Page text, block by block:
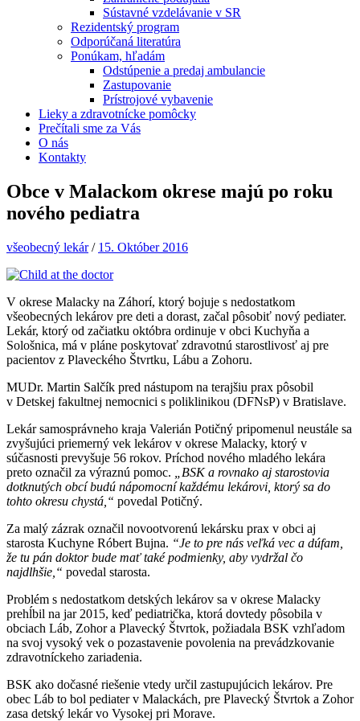
Sústavné vzdelávanie v SR
Rezidentský program
Odporúčaná literatúra
Ponúkam, hľadám
Odstúpenie a predaj ambulancie
Zastupovanie
Prístrojové vybavenie
Lieky a zdravotnícke pomôcky
Prečítali sme za Vás
O nás
Kontakty
Obce v Malackom okrese majú po roku
nového pediatra
všeobecný lekár/ 15. Október 2016
V okrese Malacky na Záhorí, ktorý bojuje s nedostatkom
všeobecných lekárov pre deti a dorast, začal pôsobiť nový pediater.
Lekár, ktorý od začiatku októbra ordinuje v obci Kuchyňa a
Sološnica, má v pláne poskytovať zdravotnú starostlivosť aj pre
pacientov z Plaveckého Štvrtku, Lábu a Zohoru.
MUDr. Martin Salčík pred nástupom na terajšiu prax pôsobil
v Detskej fakultnej nemocnici s poliklinikou (DFNsP) v Bratislave.
Lekár samosprávneho kraja Valerián Potičný pripomenul neustále sa
zvyšujúci priemerný vek lekárov v okrese Malacky, ktorý v
súčasnosti prevyšuje 56 rokov. Príchod nového mladého lekára
preto označil za výraznú pomoc.
„BSK a rovnako aj starostovia
dotknutých obcí budú nápomocní každému lekárovi, ktorý sa do
tohto okresu chystá,“ povedal Potičný.
Za malý zázrak označil novootvorenú lekársku prax v obci aj
starosta Kuchyne Róbert Bujna. “Je to pre nás veľká vec a dúfam,
že tu pán doktor bude mať také podmienky, aby vydržal čo
najdlhšie,“ povedal starosta.
Problém s nedostatkom detských lekárov sa v okrese Malacky
prehĺbil na jar 2015, keď pediatrička, ktorá dovtedy pôsobila v
obciach Láb, Zohor a Plavecký Štvrtok, požiadala BSK vzhľadom
na svoj vysoký vek o pozastavenie povolenia na prevádzkovanie
zdravotníckeho zariadenia.
BSK ako dočasné riešenie vtedy určil zastupujúcich lekárov. Pre
obec Láb to bol pediater v Malackách, pre Plavecký Štvrtok a Zohor
zasa detský lekár vo Vysokej pri Morave.